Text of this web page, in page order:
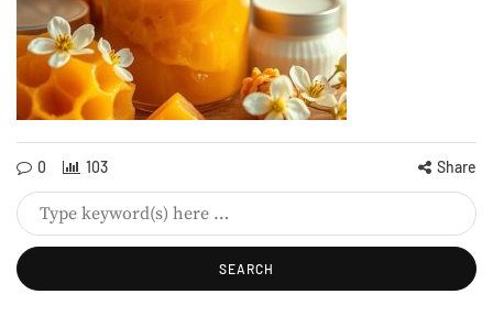
0 103 Share